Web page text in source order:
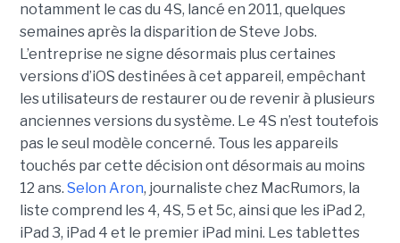
notamment le cas du 4S, lancé en 2011, quelques
semaines après la disparition de Steve Jobs.
L’entreprise ne signe désormais plus certaines
versions d’iOS destinées à cet appareil, empêchant
les utilisateurs de restaurer ou de revenir à plusieurs
anciennes versions du système. Le 4S n’est toutefois
pas le seul modèle concerné. Tous les appareils
touchés par cette décision ont désormais au moins
12 ans. Selon Aron, journaliste chez MacRumors, la
liste comprend les 4, 4S, 5 et 5c, ainsi que les iPad 2,
iPad 3, iPad 4 et le premier iPad mini. Les tablettes